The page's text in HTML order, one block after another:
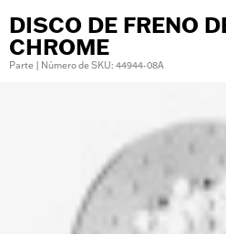
DISCO DE FRENO
CHROME
Parte | Número de SKU: 44944-08A